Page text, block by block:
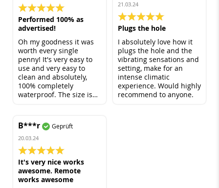
100%
Performed 100% as
advertised!
Oh my goodness it was
worth every single
penny! It's very easy to
use and very easy to
clean and absolutely,
100% completely
waterproof. The size is
modes are just
wonderful. Perfect for
beginners.
21.03.24
100%
Plugs the hole
I absolutely love how it
plugs the hole and the
vibrating sensations and
setting, make for an
intense climatic
experience. Would highly
recommend to anyone.
B***r Geprüft
20.03.24
100%
It's very nice works
awesome. Remote
works awesome